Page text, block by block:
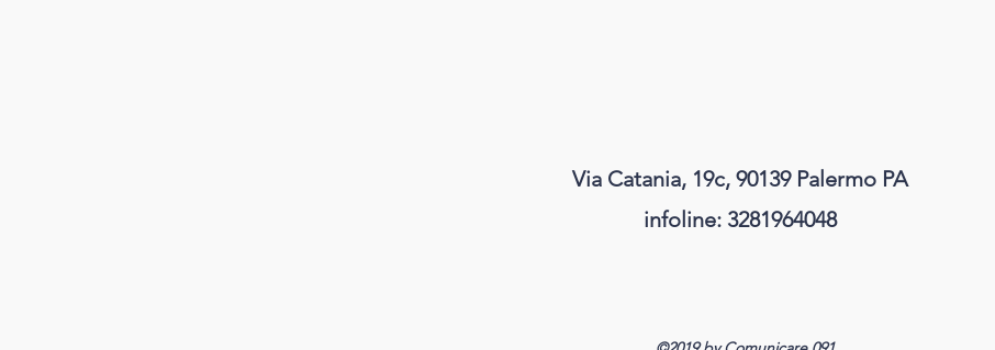
Via Catania, 19c, 90139 Palermo PA
infoline: 3281964048